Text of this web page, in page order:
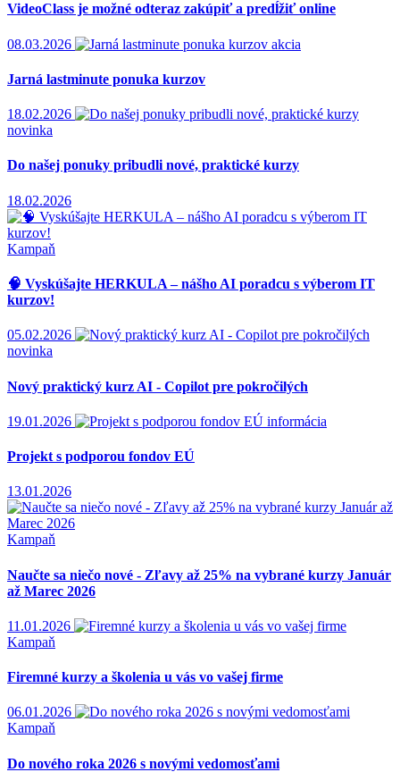
VideoClass je možné odteraz zakúpiť a predĺžiť online
08.03.2026 akcia
Jarná lastminute ponuka kurzov
18.02.2026
novinka
Do našej ponuky pribudli nové, praktické kurzy
18.02.2026
Kampaň
🧠 Vyskúšajte HERKULA – nášho AI poradcu s výberom IT
kurzov!
05.02.2026
novinka
Nový praktický kurz AI - Copilot pre pokročilých
19.01.2026 informácia
Projekt s podporou fondov EÚ
13.01.2026
Kampaň
Naučte sa niečo nové - Zľavy až 25% na vybrané kurzy Január
až Marec 2026
11.01.2026
Kampaň
Firemné kurzy a školenia u vás vo vašej firme
06.01.2026
Kampaň
Do nového roka 2026 s novými vedomosťami